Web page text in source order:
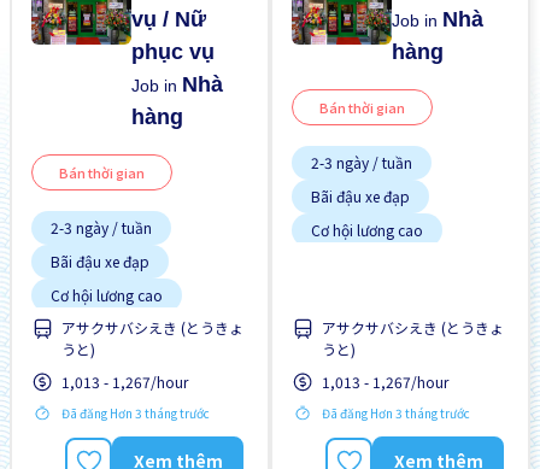
vụ / Nữ
phục vụ
Job in Nhà
hàng
Bán thời gian
2-3 ngày / tuần
Bãi đậu xe đạp
Cơ hội lương cao
Cơ hội nhận việc làm toàn
thời gian
Cơ hội thăng tiến
Gần ga tàu
Hỗ trợ bữa ăn
アサクサバシえき (とうきょ
うと)
1,013 - 1,267/hour
Đã đăng Hơn 3 tháng trước
Xem thêm
Job in Nhà
hàng
Bán thời gian
2-3 ngày / tuần
Bãi đậu xe đạp
Cơ hội lương cao
Gần ga tàu
Giao dịch đã thanh toán
Hỗ trợ bữa ăn
Lao động người nước
ngoài
アサクサバシえき (とうきょ
うと)
1,013 - 1,267/hour
Đã đăng Hơn 3 tháng trước
Xem thêm